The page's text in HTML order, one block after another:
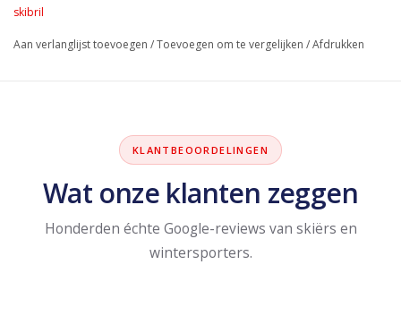
skibril
Aan verlanglijst toevoegen /Toevoegen om te vergelijken /Afdrukken
KLANTBEOORDELINGEN
Wat onze klanten zeggen
Honderden échte Google-reviews van skiërs en
wintersporters.